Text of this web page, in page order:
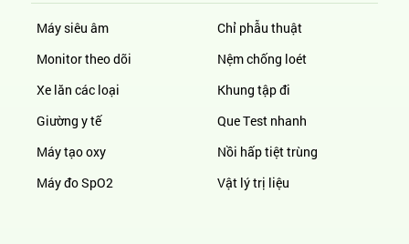
Máy siêu âm
Monitor theo dõi
Xe lăn các loại
Giường y tế
Máy tạo oxy
Máy đo SpO2
Chỉ phẫu thuật
Nệm chống loét
Khung tập đi
Que Test nhanh
Nồi hấp tiệt trùng
Vật lý trị liệu